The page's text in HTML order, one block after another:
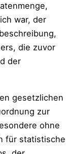
war, der
die zuvor
der
gesetzlichen
zur
ohne
für statistische